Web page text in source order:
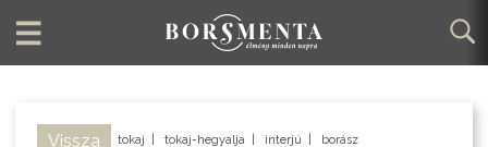
Vissza tokaj tokaj-hegyalja interjú borász